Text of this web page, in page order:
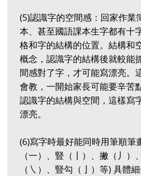
(5)認識字的空間感：回家作業
本、甚至國語課本生字都有十
格和字的結構的位置。結構和
概念，認識字的結構後就較能
間感對了字，才可能寫漂亮。
會教，一開始家長可能要辛苦
認識字的結構與空間，這樣寫
漂亮。
(6)寫字時最好能同時用筆順筆
（一）、豎（丨）、撇（丿）
（㇏）、豎勾（亅）等) 具體